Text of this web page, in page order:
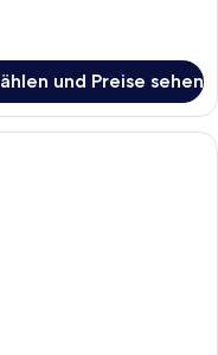
und Preise sehen
Hotelzimmer mit